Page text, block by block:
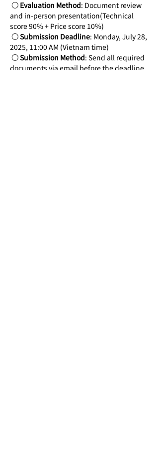
○ Evaluation Method: Document review
and in-person presentation(Technical
score 90% + Price score 10%)
○ Submission Deadline: Monday, July 28,
2025, 11:00 AM (Vietnam time)
○ Submission Method: Send all required
documents via email before the deadline